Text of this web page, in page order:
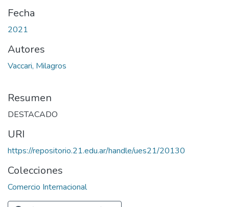
Fecha
2021
Autores
Vaccari, Milagros
Resumen
DESTACADO
URI
https://repositorio.21.edu.ar/handle/ues21/20130
Colecciones
Comercio Internacional